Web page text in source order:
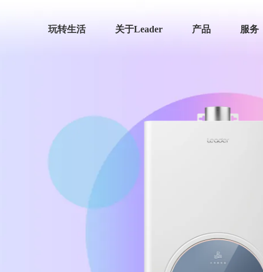
玩转生活 关于Leader 产品 服务